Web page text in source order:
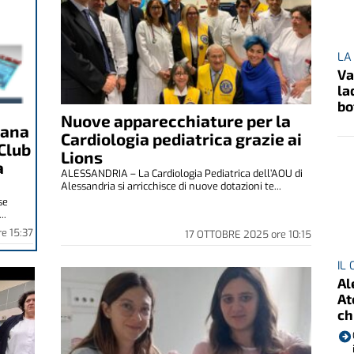
15:37
Nuove apparecchiature per la
Cardiologia pediatrica grazie ai
Lions
17 OTTOBRE 2025ore 10:15
ALESSANDRIA – La Cardiologia Pediatrica dell’AOU di
Alessandria si arricchisce di nuove dotazioni te...
LA
IL